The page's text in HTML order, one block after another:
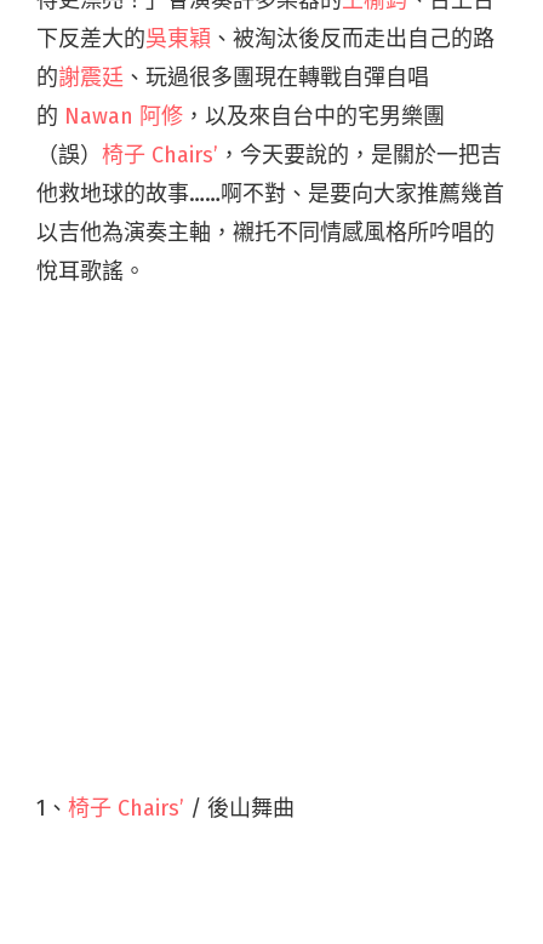
下反差大的吳東穎 、被淘汰後反而走出自己的路
的謝震廷 、玩過很多團現在轉戰自彈自唱
的 Nawan 阿修 ，以及來自台中的宅男樂團
（誤） 椅子 Chairs’ ，今天要說的，是關於一把吉
他救地球的故事……啊不對、是要向大家推薦幾首
以吉他為演奏主軸，襯托不同情感風格所吟唱的
悅耳歌謠。
1、 椅子 Chairs’ / 後山舞曲